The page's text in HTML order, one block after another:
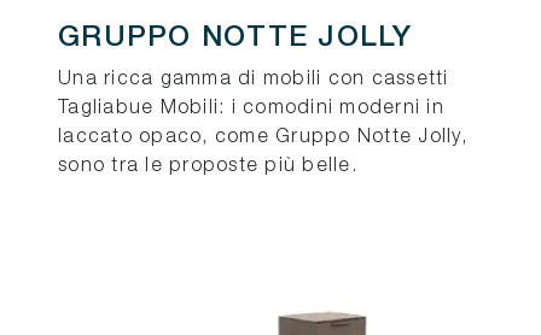
GRUPPO NOTTE JOLLY
Una ricca gamma di mobili con cassetti
Tagliabue Mobili: i comodini moderni in
laccato opaco, come Gruppo Notte Jolly,
sono tra le proposte più belle.